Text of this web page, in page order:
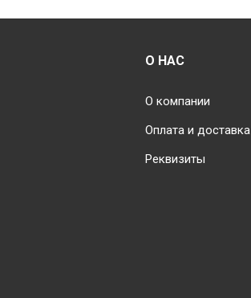
О НАС
О компании
Оплата и доставка
Реквизиты